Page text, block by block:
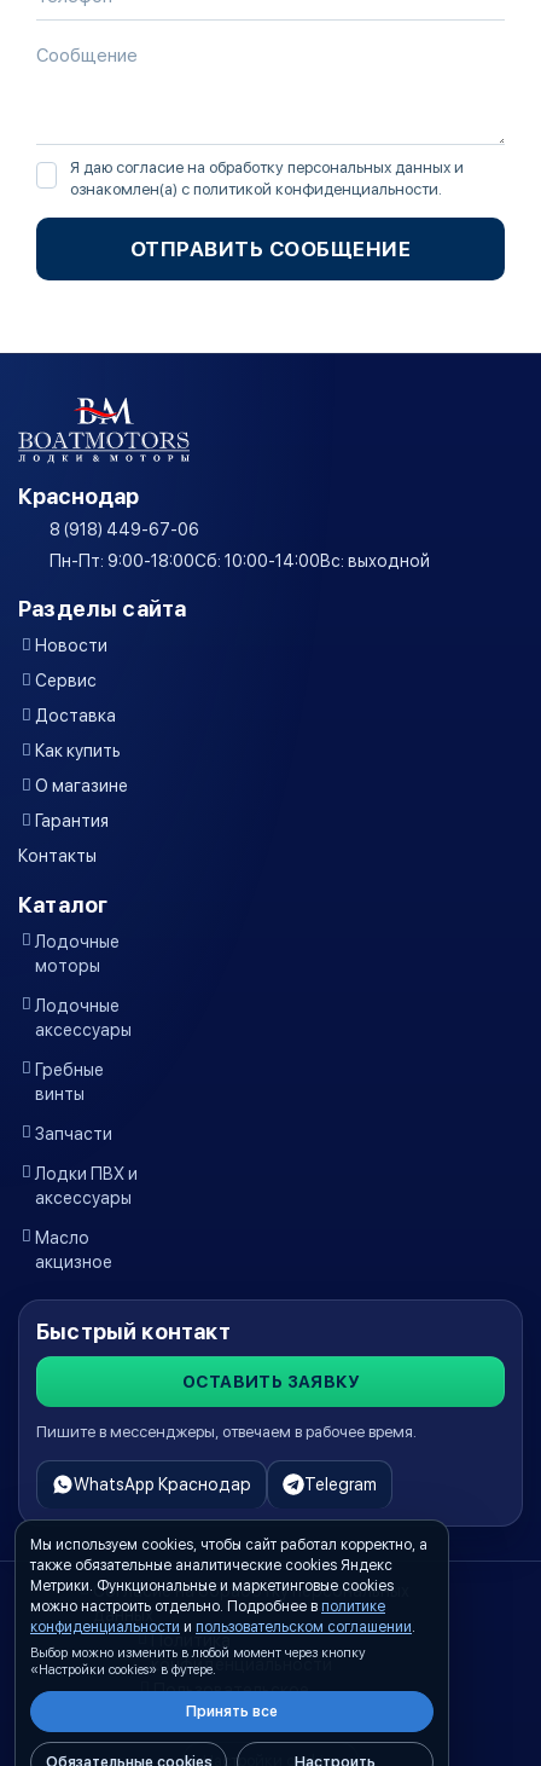
Я даю согласие на обработку персональных данных и
ознакомлен(а) с политикой конфиденциальности
ОТПРАВИТЬ СООБЩЕНИЕ
Краснодар
8 (918) 449-67-06
Пн-Пт: 9:00-18:00Сб: 10:00-14:00Вс: выходной
Разделы сайта
Новости
Сервис
Доставка
Как купить
О магазине
Гарантия
Контакты
Каталог
Лодочные
моторы
Лодочные
аксессуары
Гребные
винты
Запчасти
Лодки ПВХ и
аксессуары
Масло
акцизное
Быстрый контакт
ОСТАВИТЬ ЗАЯВКУ
Пишите в мессенджеры, отвечаем в рабочее время.
WhatsApp Краснодар Telegram
Согласие на обработку персональных
данных
Политика
конфиденциальности
Пользовательское
соглашение
Настройки cookies
Мы используем cookies, чтобы сайт работал корректно, а
также обязательные аналитические cookies Яндекс
Метрики. Функциональные и маркетинговые cookies
можно настроить отдельно. Подробнее в политике
конфиденциальности и пользовательском соглашении.
Выбор можно изменить в любой момент через кнопку
«Настройки cookies» в футере.
Обязательные cookies Настроить
Принять все